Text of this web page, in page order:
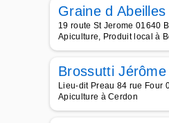
Graine d Abeilles
19 route St Jerome 01640
Apiculture, Produit local à
Brossutti Jérôme
Lieu-dit Preau 84 rue Four
Apiculture à Cerdon